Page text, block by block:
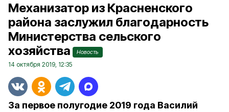
Механизатор из Красненского
района заслужил благодарность
Министерства сельского
хозяйства
Новость
14 октября 2019, 12:35
За первое полугодие 2019 года Василий